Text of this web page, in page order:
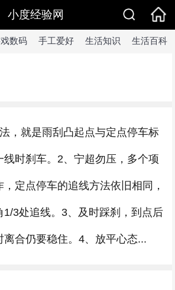
小度经验网
数码 手工爱好 生活知识 生活百科
，就是雨刮凸起点与定点停车标
线时刹车。2、宁超勿压，多个项
，定点停车的追线方法依旧相同，
1/3处追线。3、及时踩刹，到点后
离合仍要稳住。4、放平心态...